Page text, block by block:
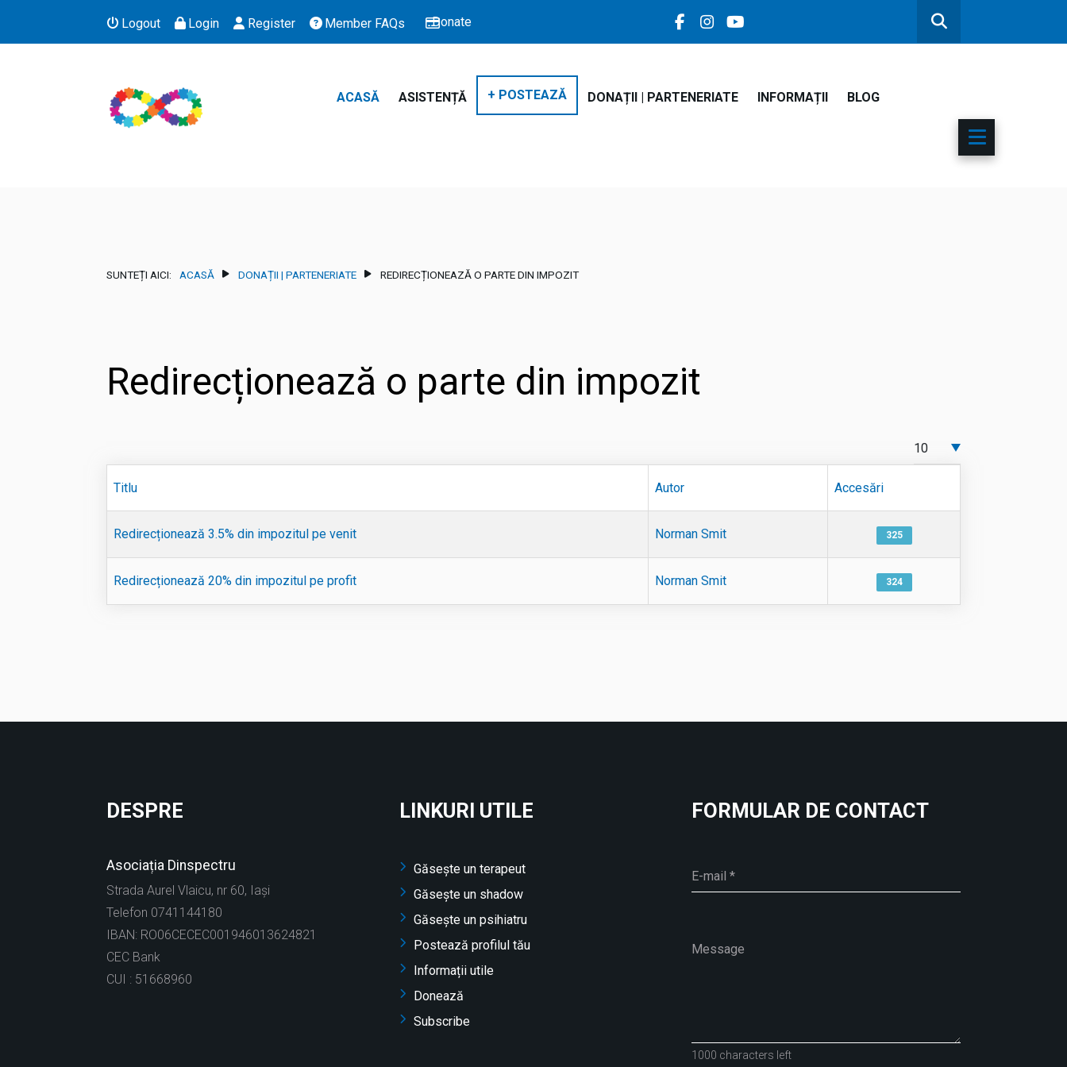
Logout Login Register Member FAQs Donate
ACASĂ ASISTENȚĂ + POSTEAZĂ DONAȚII | PARTENERIATE INFORMAȚII BLOG
SUNTEȚI AICI: ACASĂ DONAȚII | PARTENERIATE REDIRECȚIONEAZĂ O PARTE DIN IMPOZIT
Redirecționează o parte din impozit
Afișare #
Titlu Autor Accesări
Redirecționează 3.5% din impozitul pe venit Norman Smit 325
Redirecționează 20% din impozitul pe profit Norman Smit 324
DESPRE
Asociația Dinspectru
Strada Aurel Vlaicu, nr 60, Iași
Telefon 0741144180
IBAN: RO06CECEC001946013624821
CEC Bank
CUI : 51668960
LINKURI UTILE
Găsește un terapeut
Găsește un shadow
Găsește un psihiatru
Postează profilul tău
Informații utile
Donează
Subscribe
FORMULAR DE CONTACT
1000 characters left